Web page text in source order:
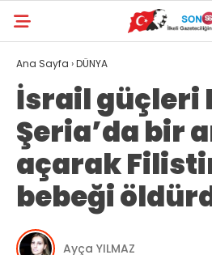
Ana Sayfa ›DÜNYA
İsrail güçleri
Şeria’da bir
açarak
bebeği
Ayça YILMAZ